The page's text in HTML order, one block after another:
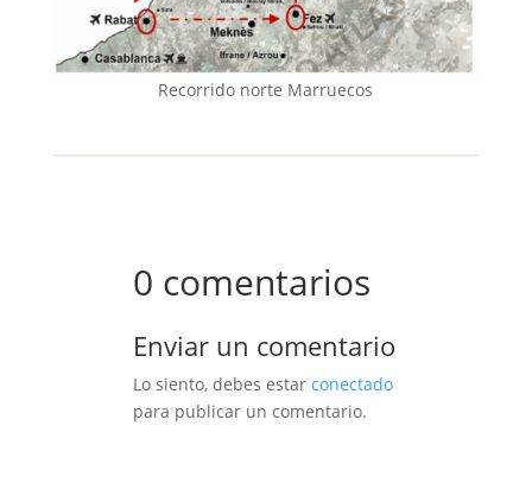
Recorrido norte Marruecos
0 comentarios
Enviar un comentario
Lo siento, debes estar conectado
para publicar un comentario.